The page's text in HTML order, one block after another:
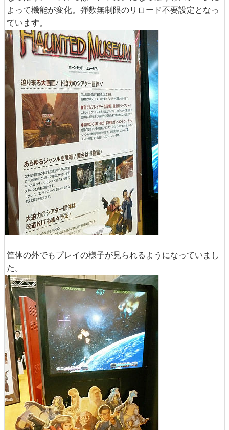
よって機能が変化。弾数無制限のリロード不要設定となっ
ています。
筐体の外でもプレイの様子が見られるようになっていまし
た。